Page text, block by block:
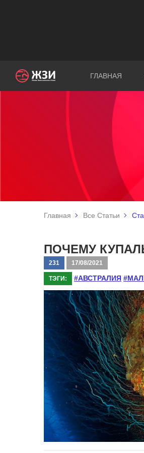
ГЛАВНАЯ
Главная Все Статьи
ПОЧЕМУ
231 17/08/2021
ТЭГИ: #АВСТРАЛИЯ